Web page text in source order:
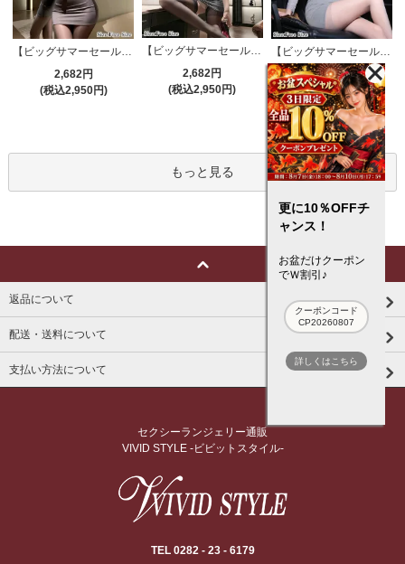
【ビッグサマーセール対象品】セクシーコスプレ(SEXYCOSPLAY) 4421
2,682円
(税込2,950円)
【ビッグサマーセール対象品】セクシーコスプレ(SEXYCOSPLAY) 4191
2,682円
(税込2,950円)
【ビッグサマーセール対象品】セクシーコスプレ(SEXYCOSPLAY) 4173
3,132円
(税込3,445円)
もっと見る
返品について
配送・送料について
支払い方法について
セクシーランジェリー通販
VIVID STYLE -ビビットスタイル-
TEL 0282 - 23 - 6179
更に10％OFFチ
ャンス！
お盆だけクーポン
でＷ割引♪
クーポンコード
CP20260807
詳しくはこちら